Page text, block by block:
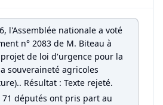
l'Assemblée nationale a voté
n° 2083 de M. Biteau à
de loi d'urgence pour la
souveraineté agricoles
Résultat : Texte rejeté.
députés ont pris part au